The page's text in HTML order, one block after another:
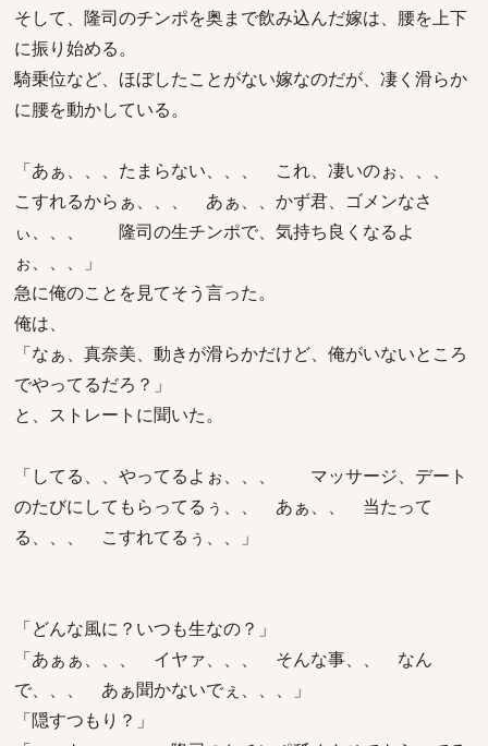
そして、隆司のチンポを奥まで飲み込んだ嫁は、腰を上下
に振り始める。
騎乗位など、ほぼしたことがない嫁なのだが、凄く滑らか
に腰を動かしている。
「あぁ、、、たまらない、、、 これ、凄いのぉ、、、
こすれるからぁ、、、 あぁ、、かず君、ゴメンなさ
ぃ、、、 隆司の生チンポで、気持ち良くなるよ
ぉ、、、」
急に俺のことを見てそう言った。
俺は、
「なぁ、真奈美、動きが滑らかだけど、俺がいないところ
でやってるだろ？」
と、ストレートに聞いた。
「してる、、やってるよぉ、、、 マッサージ、デート
のたびにしてもらってるぅ、、 あぁ、、 当たって
る、、、 こすれてるぅ、、」
「どんな風に？いつも生なの？」
「あぁぁ、、、 イヤァ、、、 そんな事、、 なん
で、、、 あぁ聞かないでぇ、、、」
「隠すつもり？」